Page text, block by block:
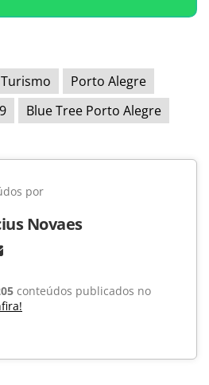
Turismo
Porto Alegre
Blue Tree Porto Alegre
por
Novaes
conteúdos publicados no